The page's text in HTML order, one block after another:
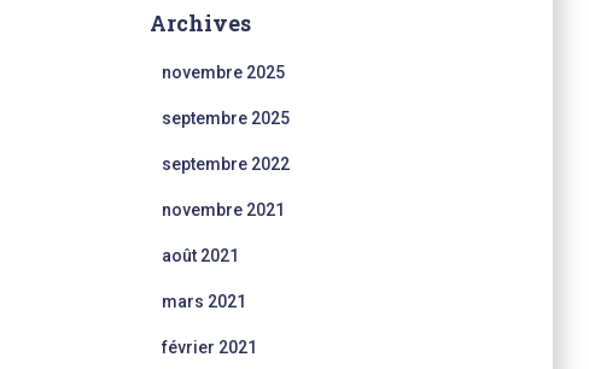
Archives
novembre 2025
septembre 2025
septembre 2022
novembre 2021
août 2021
mars 2021
février 2021